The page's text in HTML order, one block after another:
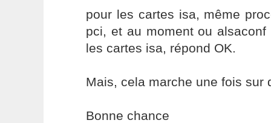
pour les cartes isa, même
pci, et au moment ou
les cartes isa, répond OK.
Mais, cela marche une fois sur
Bonne chance